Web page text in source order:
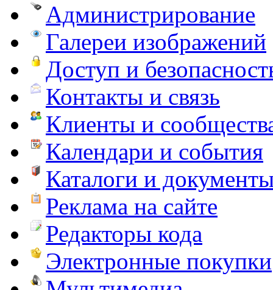
Администрирование
Галереи изображений
Доступ и
Контакты и связь
Клиенты и
Календари и события
Каталоги и
Реклама на сайте
Редакторы кода
Электронные покупки